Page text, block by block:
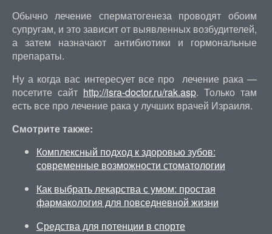
Обычно лечение сперматогенеза проводят обоим
супругам, и это зависит от выявленных возбудителей,
а затем назначают антибиотики и гормональные
препараты.
Ну а когда вас интересует все про лечение рака —
посетите сайт http://isra-doctor.ru/rak.asp. Только там
есть все про лечение рака у лучших врачей Израиля.
Смотрите также:
Комплексный подход к здоровью зубов:
современные возможности стоматологии
Как выбрать лекарства с умом: простая
фармакология для повседневной жизни
Средства для потенции в спорте